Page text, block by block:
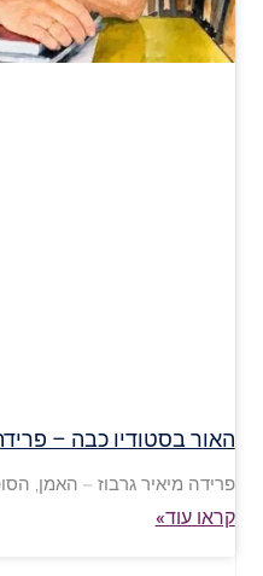
האור בסטודיו כבה –
פרידה מיאיר גרבוז – האמן,
קראו עוד»